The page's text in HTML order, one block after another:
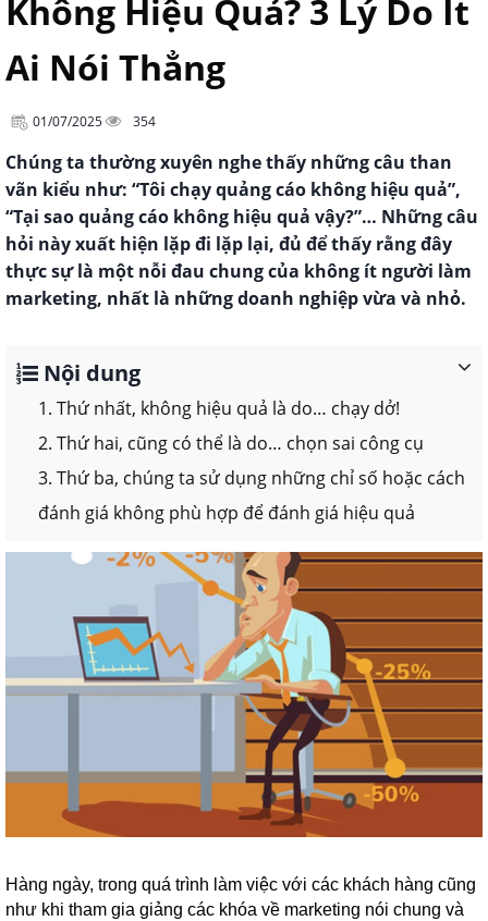
Không Hiệu Quả? 3 Lý Do Ít
Ai Nói Thẳng
01/07/2025 354
Chúng ta thường xuyên nghe thấy những câu than
vãn kiểu như: “Tôi chạy quảng cáo không hiệu quả”,
“Tại sao quảng cáo không hiệu quả vậy?”… Những câu
hỏi này xuất hiện lặp đi lặp lại, đủ để thấy rằng đây
thực sự là một nỗi đau chung của không ít người làm
marketing, nhất là những doanh nghiệp vừa và nhỏ.
Nội dung
1. Thứ nhất, không hiệu quả là do… chạy dở!
2. Thứ hai, cũng có thể là do… chọn sai công cụ
3. Thứ ba, chúng ta sử dụng những chỉ số hoặc cách
đánh giá không phù hợp để đánh giá hiệu quả
Hàng ngày, trong quá trình làm việc với các khách hàng cũng
như khi tham gia giảng các khóa về marketing nói chung và